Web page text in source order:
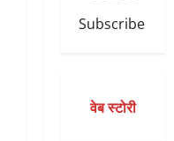
Subscribe
वेब स्टोरी